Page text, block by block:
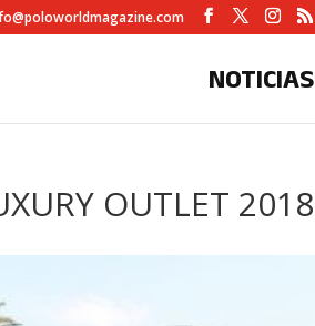
NOTICIAS
OUTLET 2018